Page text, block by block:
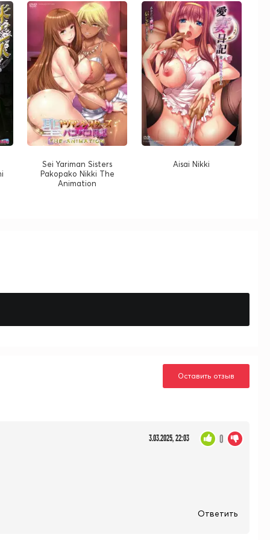
Sei Yariman Sisters
Pakopako Nikki The
Animation
Aisai Nikki
Оставить отзыв
3.03.2025, 22:03 0
Ответить